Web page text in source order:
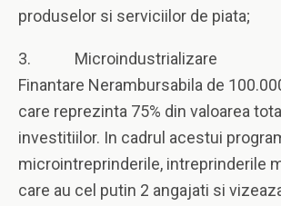
produselor si serviciilor de piata;
3. Microindustrializare
Finantare Nerambursabila de
care reprezinta 75% din valoarea
investitiilor. In cadrul acestui
microintreprinderile, intreprinderile
care au cel putin 2 angajati si